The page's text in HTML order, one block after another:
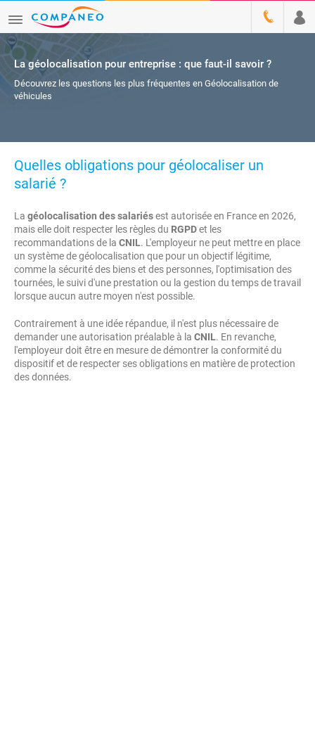
La géolocalisation pour entreprise : que faut-il savoir ?
Découvrez les questions les plus fréquentes en Géolocalisation de
véhicules
Quelles obligations pour géolocaliser un
salarié ?
La géolocalisation des salariésest autorisée en France en 2026,
mais elle doit respecter les règles du RGPDet les
recommandations de la CNIL. L'employeur ne peut mettre en place
un système de géolocalisation que pour un objectif légitime,
comme la sécurité des biens et des personnes, l'optimisation des
tournées, le suivi d'une prestation ou la gestion du temps de travail
lorsque aucun autre moyen n'est possible.
Contrairement à une idée répandue, il n'est plus nécessaire de
demander une autorisation préalable à la CNIL. En revanche,
l'employeur doit être en mesure de démontrer la conformité du
dispositif et de respecter ses obligations en matière de protection
des données.